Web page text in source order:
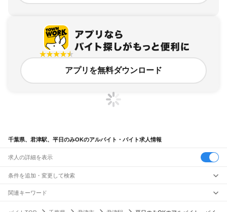
アプリを無料ダウンロード
千葉県、君津駅、平日のみOKのアルバイト・バイト求人情報
求人の詳細を表示
条件を追加・変更して検索
市区町村を追加・変更
駅を追加・変更
関連キーワード